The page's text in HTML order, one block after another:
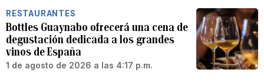
RESTAURANTES
Bottles Guaynabo ofrecerá una cena de
degustación dedicada a los grandes
vinos de España
1 de agosto de 2026 a las 4:17 p.m.